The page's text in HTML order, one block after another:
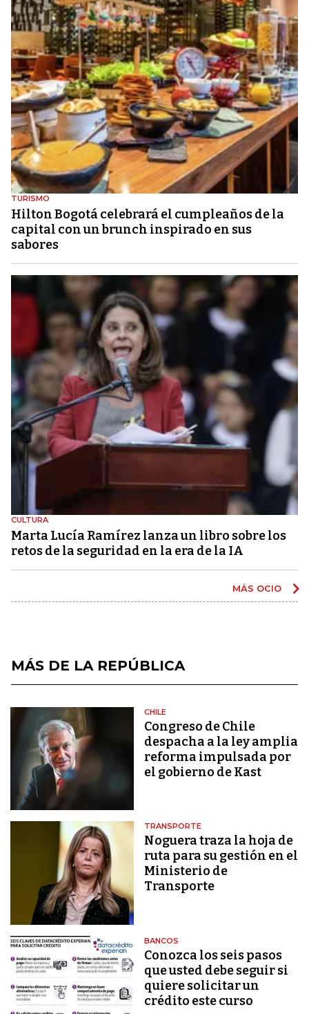
TURISMO
Hilton Bogotá celebrará el cumpleaños de la
capital con un brunch inspirado en sus
sabores
CULTURA
Marta Lucía Ramírez lanza un libro sobre los
retos de la seguridad en la era de la IA
MÁS OCIO
MÁS DE LA REPÚBLICA
CHILE
Congreso de Chile
despacha a la ley amplia
reforma impulsada por
el gobierno de Kast
TRANSPORTE
Noguera traza la hoja de
ruta para su gestión en el
Ministerio de
Transporte
BANCOS
Conozca los seis pasos
que usted debe seguir si
quiere solicitar un
crédito este curso